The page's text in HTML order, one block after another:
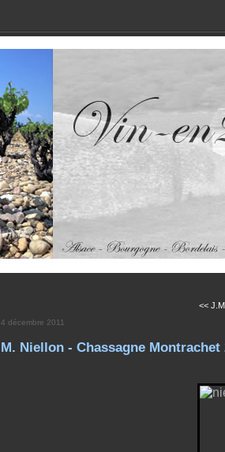
<<
4 décembre 2011
M. Niellon - Chassagne Montrachet